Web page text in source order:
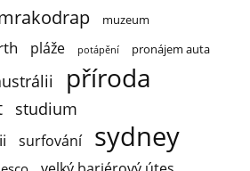
muzeum
pláže potápění pronájem auta
příroda
studium
surfování sydney